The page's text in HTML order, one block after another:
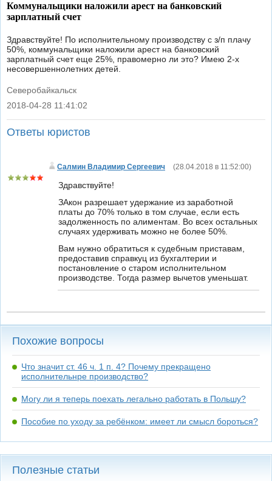
Коммунальщики наложили арест на банковский
зарплатный счет
Здравствуйте! По исполнительному производству с з/п плачу
50%, коммунальщики наложили арест на банковский
зарплатный счет еще 25%, правомерно ли это? Имею 2-х
несовершеннолетних детей.
Северобайкальск
|
2018-04-28 11:41:02
Ответы юристов
Салмин Владимир Сергеевич (28.04.2018 в 11:52:00)
Здравствуйте!
ЗАкон разрешает удержание из заработной
платы до 70% только в том случае, если есть
задолженность по алиментам. Во всех остальных
случаях удерживать можно не более 50%.
Вам нужно обратиться к судебным приставам,
предоставив справкуц из бухгалтерии и
постановление о старом исполнительном
производстве. Тогда размер вычетов уменьшат.
Похожие вопросы
Что значит ст. 46 ч. 1 п. 4? Почему прекращено
исполнительнре производство?
Могу ли я теперь поехать легально работать в Польшу?
Пособие по уходу за ребёнком: имеет ли смысл бороться?
Полезные статьи